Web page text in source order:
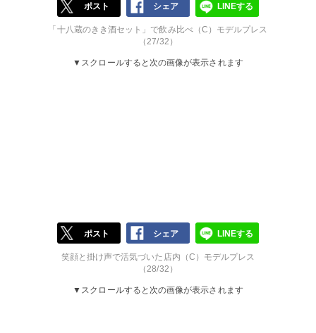
ポスト シェア LINEする
「十八蔵のきき酒セット」で飲み比べ（C）モデルプレス
（27/32）
▼スクロールすると次の画像が表示されます
ポスト シェア LINEする
笑顔と掛け声で活気づいた店内（C）モデルプレス
（28/32）
▼スクロールすると次の画像が表示されます